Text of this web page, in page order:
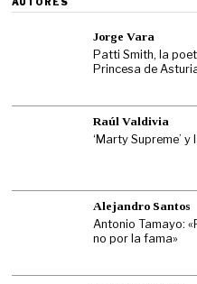
AUTORES
Jorge Vara
Patti Smith, la
Princesa de
Raúl Valdivia
‘Marty Supreme’
Alejandro Santos
Antonio Tamayo:
no por la fama»